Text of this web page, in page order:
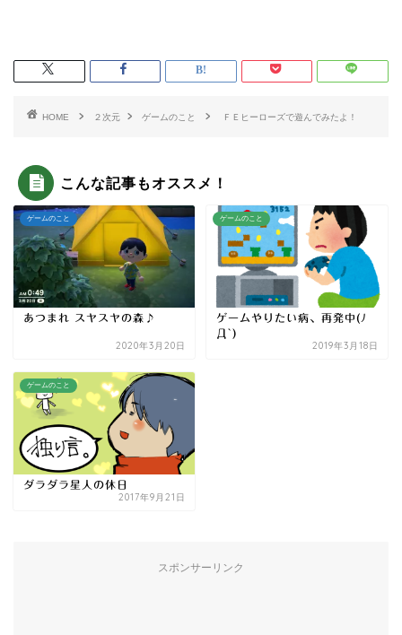
HOME ２次元 ゲームのこと ＦＥヒーローズで遊んでみたよ！
こんな記事もオススメ！
ゲームのこと
あつまれ スヤスヤの森♪
2020年3月20日
ゲームのこと
ゲームやりたい病、再発中(ﾉ
Д`)
2019年3月18日
ゲームのこと
ダラダラ星人の休日
2017年9月21日
スポンサーリンク